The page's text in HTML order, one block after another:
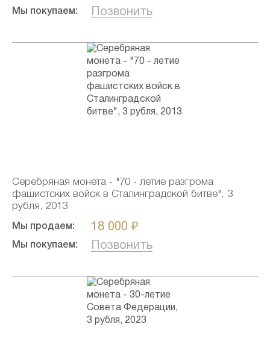
Мы покупаем: Позвонить
Серебряная монета - "70 - летие разгрома
фашистских войск в Сталинградской битве", 3
рубля, 2013
Мы продаем: 18 000 ₽
Мы покупаем: Позвонить